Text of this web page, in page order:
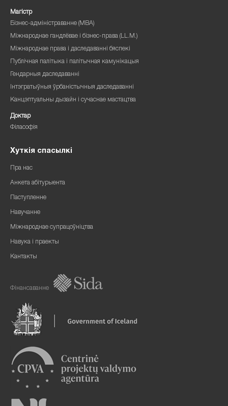
Магістр
Бізнес-адміністраванне (MBA)
Міжнароднае гандлёвае і бізнес-права (LL.M.)
Міжнароднае права і даследаванні бяспекі
Публічная палітыка і палітычная камунікацыя
Гендарныя даследаванні
Інтэгратыўныя ўрбаністычныя даследаванні
Канцэптуальны дызайн і сучаснае мастацтва
Доктар
Філасофія
Хуткія спасылкі
Пра нас
Анкета абітурыента
Паступленне
Навучанне
Міжнароднае супрацоўніцтва
Навука і праекты
Кантакты
Фінансаванне